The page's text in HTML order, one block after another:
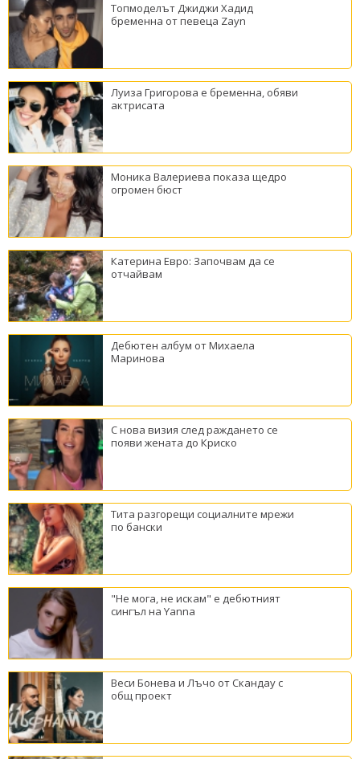
Топмоделът Джиджи Хадид
бременна от певеца Zayn
Луиза Григорова е бременна, обяви
актрисата
Моника Валериева показа щедро
огромен бюст
Катерина Евро: Започвам да се
отчайвам
Дебютен албум от Михаела
Маринова
С нова визия след раждането се
появи жената до Криско
Тита разгорещи социалните мрежи
по бански
"Не мога, не искам" е дебютният
сингъл на Yanna
Веси Бонева и Лъчо от Скандау с
общ проект